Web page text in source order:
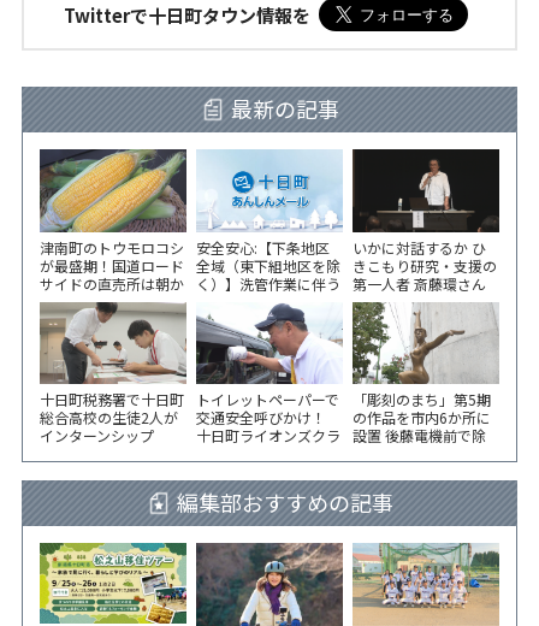
Twitterで十日町タウン情報を
最新の記事
津南町のトウモロコシ
が最盛期！国道ロード
サイドの直売所は朝か
ら長い列！
安全安心:【下条地区
全域（東下組地区を除
く）】洗管作業に伴う
水道の濁りの発生につ
いて
いかに対話するか ひ
きこもり研究・支援の
第一人者 斎藤環さん
が千手コミセンで講演
十日町税務署で十日町
総合高校の生徒2人が
インターンシップ
トイレットペーパーで
交通安全呼びかけ！
十日町ライオンズクラ
「彫刻のまち」第5期
の作品を市内6か所に
設置 後藤電機前で除
編集部おすすめの記事